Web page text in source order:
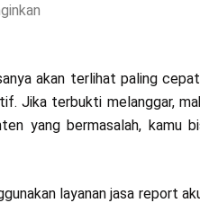
akan terlihat paling
Jika terbukti melanggar,
yang bermasalah, kamu
layanan jasa report